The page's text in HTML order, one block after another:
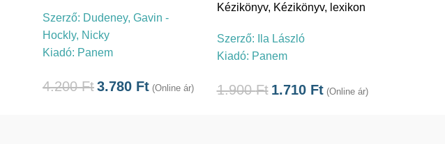
Szerző: Dudeney, Gavin -
Hockly, Nicky
Kiadó: Panem
4.200Ft3.780 Ft (Online ár)
Kézikönyv, Kézikönyv, lexikon
Szerző:
Ila László
Kiadó: Panem
1.900Ft 1.710 Ft (Online ár)